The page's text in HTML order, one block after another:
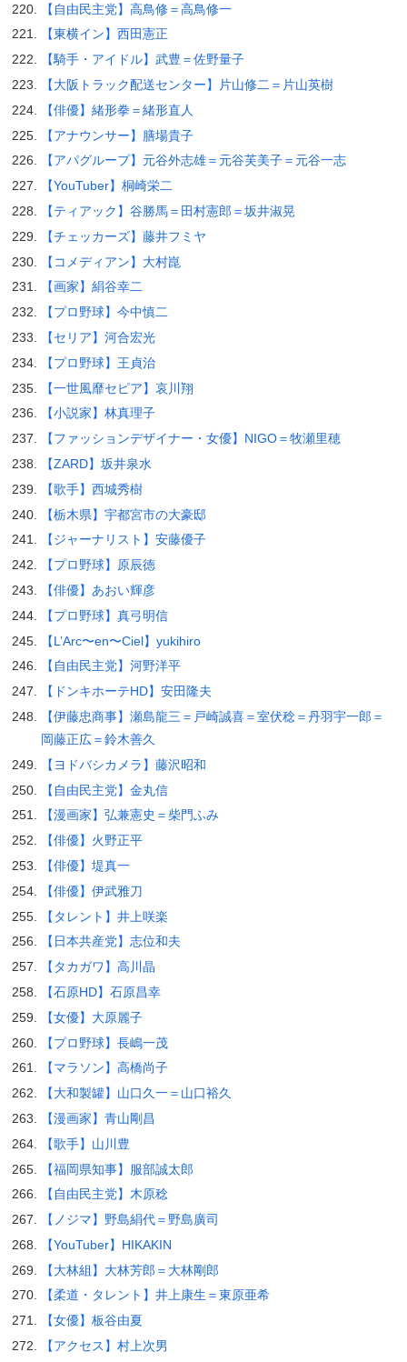
【自由民主党】高鳥修＝高鳥修一
【東横イン】西田憲正
【騎手・アイドル】武豊＝佐野量子
【大阪トラック配送センター】片山修二＝片山英樹
【俳優】緒形拳＝緒形直人
【アナウンサー】膳場貴子
【アパグループ】元谷外志雄＝元谷芙美子＝元谷一志
【YouTuber】桐崎栄二
【ティアック】谷勝馬＝田村憲郎＝坂井淑晃
【チェッカーズ】藤井フミヤ
【コメディアン】大村崑
【画家】絹谷幸二
【プロ野球】今中慎二
【セリア】河合宏光
【プロ野球】王貞治
【一世風靡セピア】哀川翔
【小説家】林真理子
【ファッションデザイナー・女優】NIGO＝牧瀬里穂
【ZARD】坂井泉水
【歌手】西城秀樹
【栃木県】宇都宮市の大豪邸
【ジャーナリスト】安藤優子
【プロ野球】原辰徳
【俳優】あおい輝彦
【プロ野球】真弓明信
【L’Arc〜en〜Ciel】yukihiro
【自由民主党】河野洋平
【ドンキホーテHD】安田隆夫
【伊藤忠商事】瀬島龍三＝戸崎誠喜＝室伏稔＝丹羽宇一郎＝
岡藤正広＝鈴木善久
【ヨドバシカメラ】藤沢昭和
【自由民主党】金丸信
【漫画家】弘兼憲史＝柴門ふみ
【俳優】火野正平
【俳優】堤真一
【俳優】伊武雅刀
【タレント】井上咲楽
【日本共産党】志位和夫
【タカガワ】高川晶
【石原HD】石原昌幸
【女優】大原麗子
【プロ野球】長嶋一茂
【マラソン】高橋尚子
【大和製罐】山口久一＝山口裕久
【漫画家】青山剛昌
【歌手】山川豊
【福岡県知事】服部誠太郎
【自由民主党】木原稔
【ノジマ】野島絹代＝野島廣司
【YouTuber】HIKAKIN
【大林組】大林芳郎＝大林剛郎
【柔道・タレント】井上康生＝東原亜希
【女優】板谷由夏
【アクセス】村上次男